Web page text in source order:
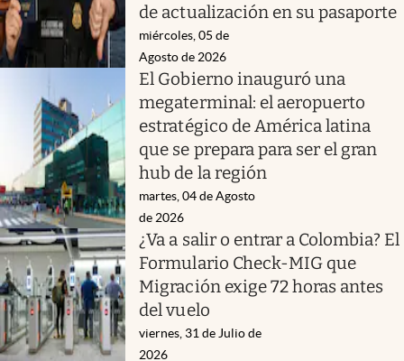
de actualización en su pasaporte
miércoles, 05 de
Agosto de 2026
El Gobierno inauguró una
megaterminal: el aeropuerto
estratégico de América latina
que se prepara para ser el gran
hub de la región
martes, 04 de Agosto
de 2026
¿Va a salir o entrar a Colombia? El
Formulario Check-MIG que
Migración exige 72 horas antes
del vuelo
viernes, 31 de Julio de
2026